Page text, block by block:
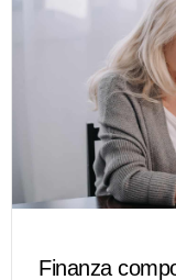
Finanza